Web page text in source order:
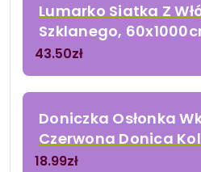
Lumarko Siatka Z
Szklanego,
43.50zł
Doniczka Osłonka
Czerwona Donica
18.99zł